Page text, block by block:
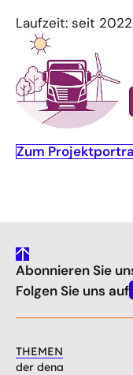
Laufzeit: seit 2022
Zum
gehe
nach
oben
Abonnieren Sie
Folgen Sie uns auf
THEMEN
der dena